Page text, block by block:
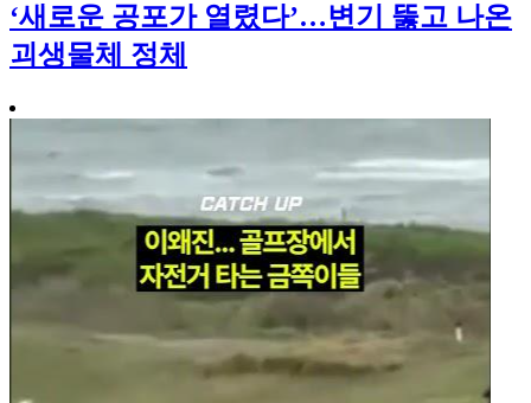
‘새로운 공포가 열렸다’…변기 뚫고 나온
괴생물체 정체